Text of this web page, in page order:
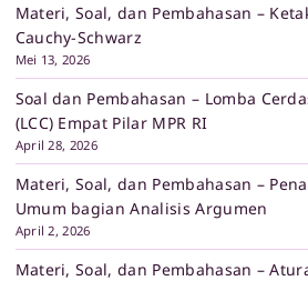
Materi, Soal, dan Pembahasan –
Cauchy-Schwarz
Mei 13, 2026
Soal dan Pembahasan – Lomba
(LCC) Empat Pilar MPR RI
April 28, 2026
Materi, Soal, dan Pembahasan –
Umum bagian Analisis Argumen
April 2, 2026
Materi, Soal, dan Pembahasan –